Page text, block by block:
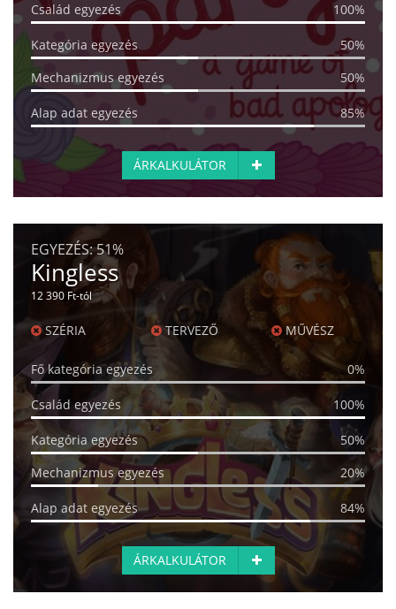
Család egyezés 100%
Kategória egyezés
50%
Mechanizmus egyezés
50%
Alap adat egyezés 85%
ÁRKALKULÁTOR
EGYEZÉS:51%
Kingless
12 390 Ft-tól
SZÉRIA TERVEZŐ MŰVÉSZ
Fő kategória egyezés 0%
Család egyezés 100%
Kategória egyezés
50%
Mechanizmus egyezés
20%
Alap adat egyezés 84%
ÁRKALKULÁTOR